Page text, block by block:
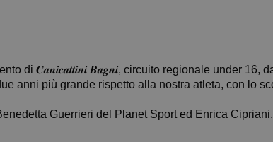
di 𝑪𝒂𝒏𝒊𝒄𝒂𝒕𝒕𝒊𝒏𝒊 𝑩𝒂𝒈𝒏𝒊, circuito regionale under 16,
anni più grande rispetto alla nostra atleta, con lo
Guerrieri del Planet Sport ed Enrica